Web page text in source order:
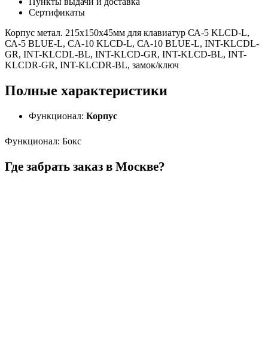
Сертификаты
Корпус метал. 215х150х45мм для клавиатур СА-5 KLCD-L,
СА-5 BLUE-L, CA-10 KLCD-L, СА-10 BLUE-L, INT-KLCDL-
GR, INT-KLCDL-BL, INT-KLCD-GR, INT-KLCD-BL, INT-
KLCDR-GR, INT-KLCDR-BL, замок/ключ
Полные характеристики
Функционал: Корпус
Функционал: Бокс
Где забрать заказ в Москве?